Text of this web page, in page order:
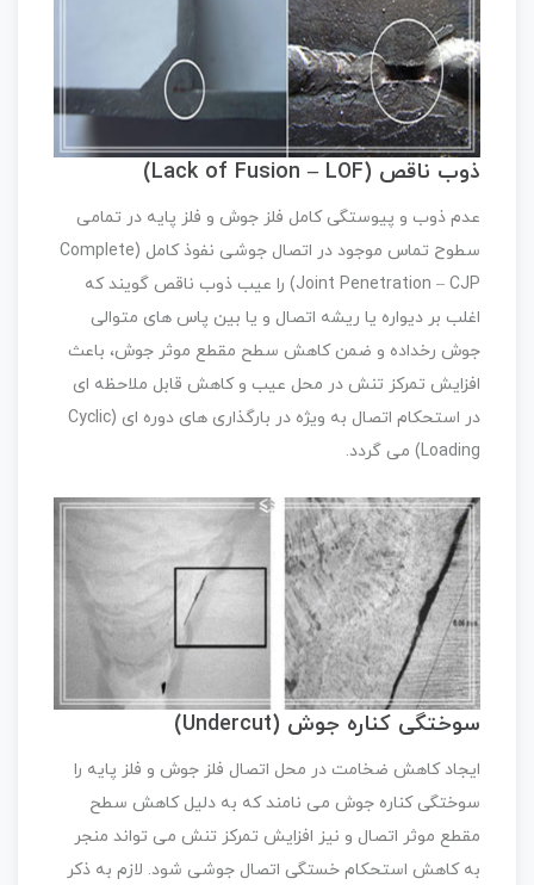
ذوب ناقص (Lack of Fusion – LOF)
عدم ذوب و پیوستگی کامل فلز جوش و فلز پایه در تمامی
سطوح تماس موجود در اتصال جوشی نفوذ کامل (Complete
Joint Penetration – CJP) را عیب ذوب ناقص گویند که
اغلب بر دیواره یا ریشه اتصال و یا بین پاس های متوالی
جوش رخداده و ضمن کاهش سطح مقطع موثر جوش، باعث
افزایش تمرکز تنش در محل عیب و کاهش قابل ملاحظه ای
در استحکام اتصال به ویژه در بارگذاری های دوره ای (Cyclic
Loading) می گردد.
سوختگی کناره جوش (Undercut)
ایجاد کاهش ضخامت در محل اتصال فلز جوش و فلز پایه را
سوختگی کناره جوش می نامند که به دلیل کاهش سطح
مقطع موثر اتصال و نیز افزایش تمرکز تنش می تواند منجر
به کاهش استحکام خستگی اتصال جوشی شود. لازم به ذکر